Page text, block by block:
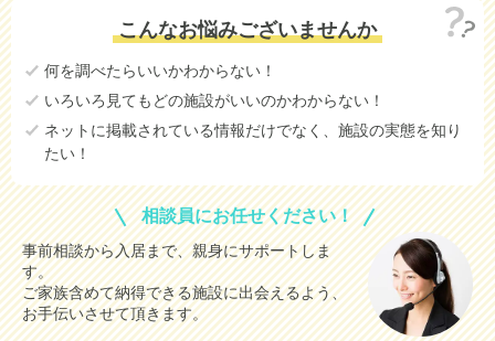
こんなお悩みございませんか
何を調べたらいいかわからない！
いろいろ見てもどの施設がいいのかわからない！
ネットに掲載されている情報だけでなく、施設の実態を知り
たい！
相談員にお任せください！
事前相談から入居まで、親身にサポートしま
す。
ご家族含めて納得できる施設に出会えるよう、
お手伝いさせて頂きます。